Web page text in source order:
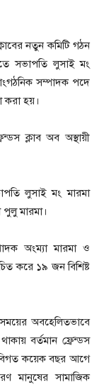
নতুন কমিটি গঠন
সভাপতি লুসাই মং
সম্পাদক পদে
করা হয়।
ক্লাব অব অস্থায়ী
লুসাই মং মারমা
পুলু মারমা।
অংম্যা মারমা ও
করে ১৯ জন বিশিষ্ট
সময়ের অবহেলিতভাবে
বর্তমান ফ্রেন্ডস
বিগত কয়েক বছর আগে
মানুষের সামাজিক